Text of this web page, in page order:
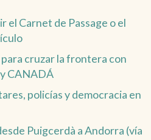
el Carnet de Passage o el
cruzar la frontera con
CANADÁ
policías y democracia en
Puigcerdà a Andorra (vía